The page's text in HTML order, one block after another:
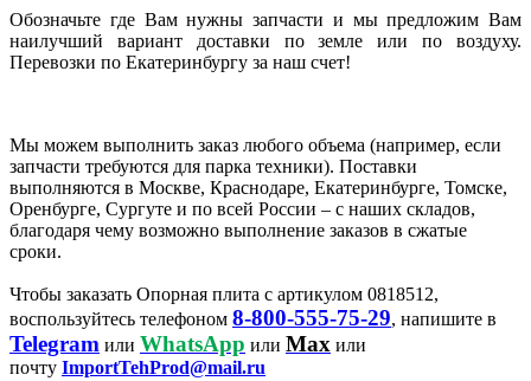
Обозначьте где Вам нужны запчасти и мы предложим Вам
наилучший вариант доставки по земле или по воздуху.
Перевозки по Екатеринбургу за наш счет!
Мы можем выполнить заказ любого объема (например, если
запчасти требуются для парка техники). Поставки
выполняются в Москве, Краснодаре, Екатеринбурге, Томске,
Оренбурге, Сургуте и по всей России – с наших складов,
благодаря чему возможно выполнение заказов в сжатые
сроки.
Чтобы заказать Опорная плита с артикулом 0818512,
воспользуйтесь телефоном 8-800-555-75-29, напишите в
Telegram или WhatsApp или Max или
почту ImportTehProd@mail.ru